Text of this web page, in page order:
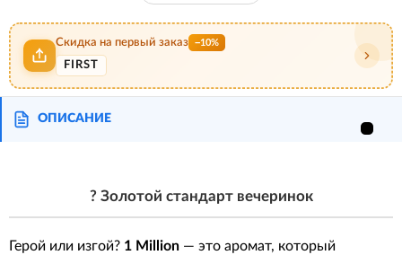
Скидка на первый заказ −10%
FIRST
ОПИСАНИЕ
? Золотой стандарт вечеринок
Герой или изгой? 1 Million — это аромат, который